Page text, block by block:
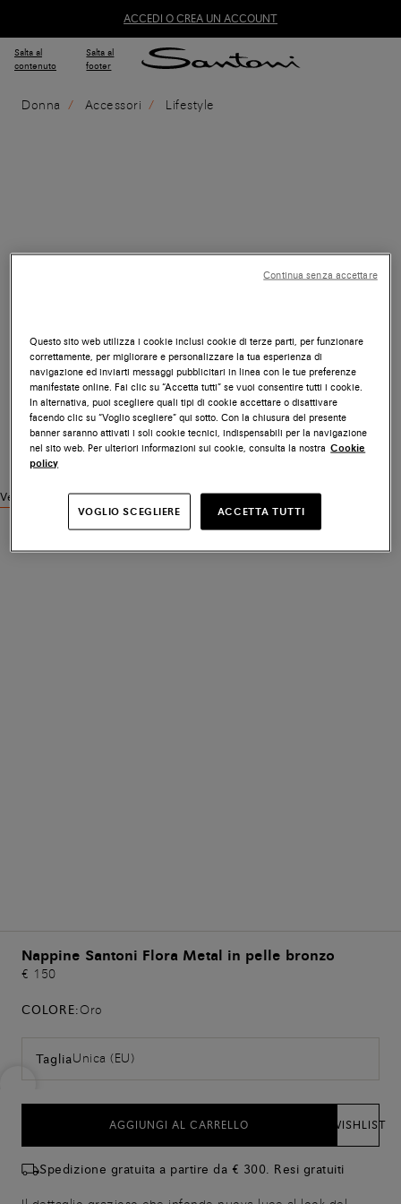
ACCEDI O CREA UN ACCOUNT
Salta al
contenuto
Salta al
footer
Donna Accessori Lifestyle
Vedi prodotti simili
Nappine Santoni Flora Metal in pelle bronzo
€ 150
COLORE:Oro
TagliaUnica (EU)
AGGIUNGI AL CARRELLO WISHLIST
Spedizione gratuita a partire da € 300. Resi gratuiti
Questo sito web utilizza i cookie inclusi cookie di terze parti, per funzionare
correttamente, per migliorare e personalizzare la tua esperienza di
navigazione ed inviarti messaggi pubblicitari in linea con le tue preferenze
manifestate online. Fai clic su “Accetta tutti” se vuoi consentire tutti i cookie.
In alternativa, puoi scegliere quali tipi di cookie accettare o disattivare
facendo clic su “Voglio scegliere” qui sotto. Con la chiusura del presente
banner saranno attivati i soli cookie tecnici, indispensabili per la navigazione
nel sito web. Per ulteriori informazioni sui cookie, consulta la nostra Cookie
policy
VOGLIO SCEGLIERE ACCETTA TUTTI
Continua senza accettare